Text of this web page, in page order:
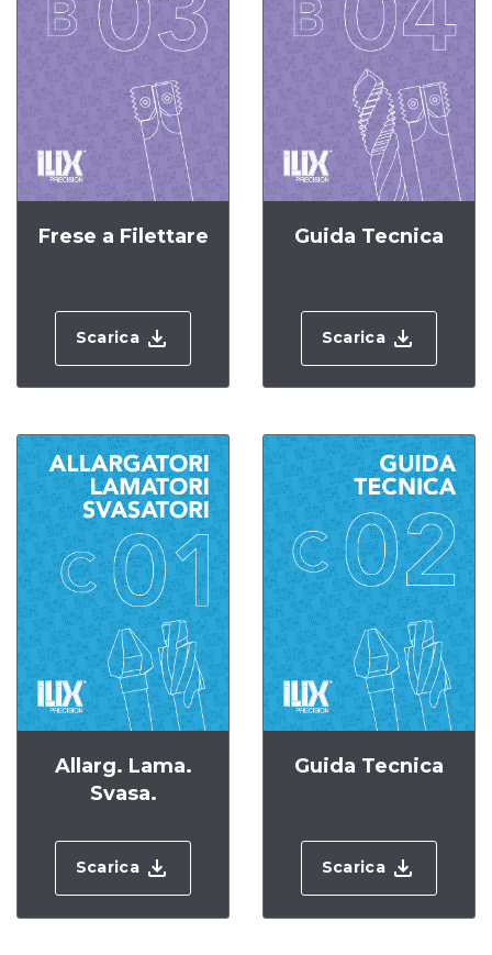
Frese a Filettare
Scarica
Guida Tecnica
Scarica
Allarg. Lama.
Svasa.
Scarica
Guida Tecnica
Scarica